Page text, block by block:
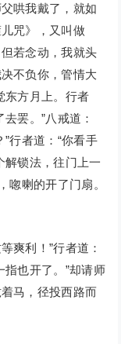
哄我戴了，就如
咒》，又叫做
若念动，我就头
不负你，管情大
东方月上。行者
罢。”八戒道：
行者道：“你看手
解锁法，往门上一
唿喇的开了门扇。
利！”行者道：
指也开了。”却请师
马，径投西路而